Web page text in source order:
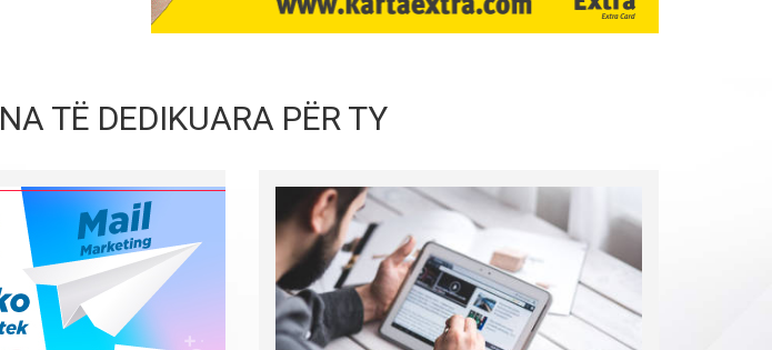
TË DEDIKUARA PËR TY